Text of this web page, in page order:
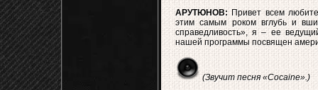
АРУТЮНОВ:Привет всем
этим самым роком вглубь и
справедливость», я – ее
нашей программы посвящен
(Звучит песня «Cocaine».)